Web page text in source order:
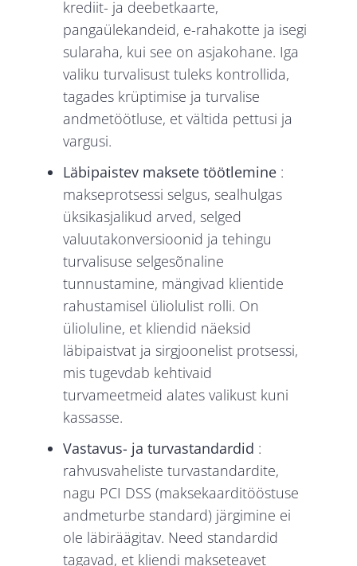
krediit- ja deebetkaarte,
pangaülekandeid, e-rahakotte ja isegi
sularaha, kui see on asjakohane. Iga
valiku turvalisust tuleks kontrollida,
tagades krüptimise ja turvalise
andmetöötluse, et vältida pettusi ja
vargusi.
Läbipaistev maksete töötlemine :
makseprotsessi selgus, sealhulgas
üksikasjalikud arved, selged
valuutakonversioonid ja tehingu
turvalisuse selgesõnaline
tunnustamine, mängivad klientide
rahustamisel üliolulist rolli. On
ülioluline, et kliendid näeksid
läbipaistvat ja sirgjoonelist protsessi,
mis tugevdab kehtivaid
turvameetmeid alates valikust kuni
kassasse.
Vastavus- ja turvastandardid :
rahvusvaheliste turvastandardite,
nagu PCI DSS (maksekaarditööstuse
andmeturbe standard) järgimine ei
ole läbiräägitav. Need standardid
tagavad, et kliendi makseteavet